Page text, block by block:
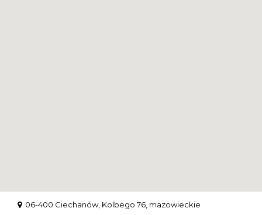
06-400 Ciechanów, Kolbego 76, mazowieckie